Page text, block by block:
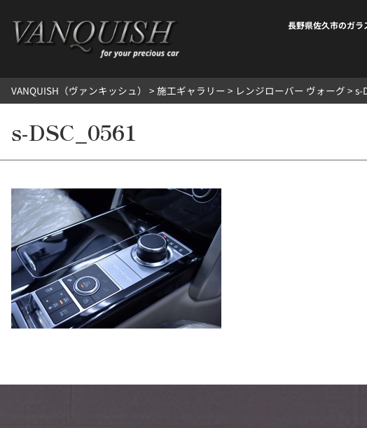
キ
長野県佐久市のガラ
VANQUISH（ヴァンキッシュ） > 施工ギャラリー > レンジローバー ヴォーグ > s-
s-DSC_0561